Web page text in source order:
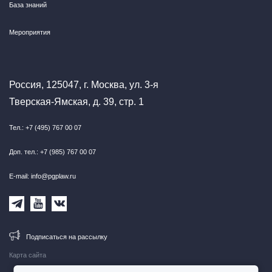
Карта сайта
База знаний
Мероприятия
Россия, 125047, г. Москва, ул. 3-я
Тверская-Ямская, д. 39, стр. 1
Тел.: +7 (495) 767 00 07
Доп. тел.: +7 (985) 767 00 07
E-mail: info@pgplaw.ru
Подписаться на рассылку